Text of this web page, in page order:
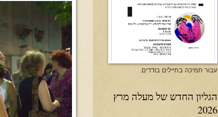
עבור תמיכה בחיילים בודדים.
הגליון החדש של מעלה מרץ
2026